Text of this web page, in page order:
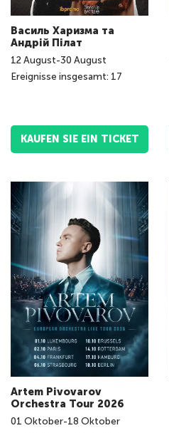
Василь Харизма та
Андрій Пілат
12August-30 August
Ereignisse insgesamt: 17
KAUFEN SIE EIN TICKET
Artem Pivovarov
Orchestra Tour 2026
01 Oktober-18 Oktober